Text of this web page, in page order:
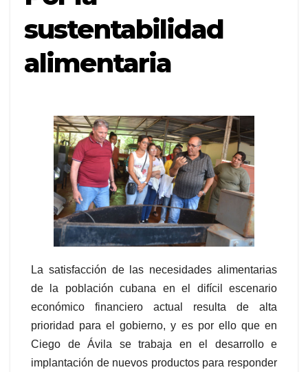
sustentabilidad
alimentaria
La satisfacción de las necesidades alimentarias
de la población cubana en el difícil escenario
económico financiero actual resulta de alta
prioridad para el gobierno, y es por ello que en
Ciego de Ávila se trabaja en el desarrollo e
implantación de nuevos productos para responder